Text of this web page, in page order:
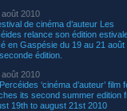
août 2010
de cinéma d’auteur Les
relance son édition
en Gaspésie du 19 au 21 août
édition.
août 2010
‘cinéma d’auteur’ film
its second summer edition
19th to august 21st 2010